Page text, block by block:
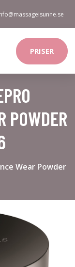
PRISER
POWDER
Wear Powder